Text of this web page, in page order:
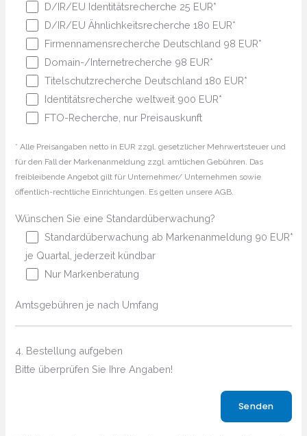
D/IR/EU Identitätsrecherche 25 EUR*
D/IR/EU Ähnlichkeitsrecherche 180 EUR*
Firmennamensrecherche Deutschland 98 EUR*
Domain-/Internetrecherche 98 EUR*
Titelschutzrecherche Deutschland 180 EUR*
Identitätsrecherche weltweit 900 EUR*
FTO-Recherche, nur Preisauskunft
* Alle Preisangaben netto in EUR zzgl. gesetzlicher Mehrwertsteuer und
für den Fall der Markenanmeldung zzgl. amtlichen Gebühren. Das
freibleibende Angebot gilt für Unternehmer/ Unternehmen sowie
öffentlich-rechtliche Einrichtungen. Es gelten unsere AGB.
Wünschen Sie eine Standardüberwachung?
Standardüberwachung ab Markenanmeldung 90 EUR*
je Quartal, jederzeit kündbar
Nur Markenberatung
Amtsgebühren je nach Umfang
4. Bestellung aufgeben
Bitte überprüfen Sie Ihre Angaben!